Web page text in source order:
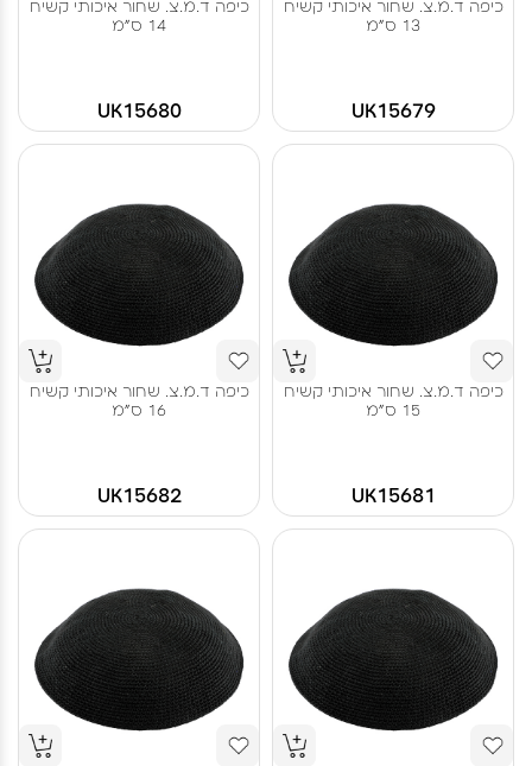
כיפה ד.מ.צ. שחור איכותי קשיח
13 ס"מ
UK15679
כיפה ד.מ.צ. שחור איכותי קשיח
14 ס"מ
UK15680
כיפה ד.מ.צ. שחור איכותי קשיח
15 ס"מ
UK15681
כיפה ד.מ.צ. שחור איכותי קשיח
16 ס"מ
UK15682